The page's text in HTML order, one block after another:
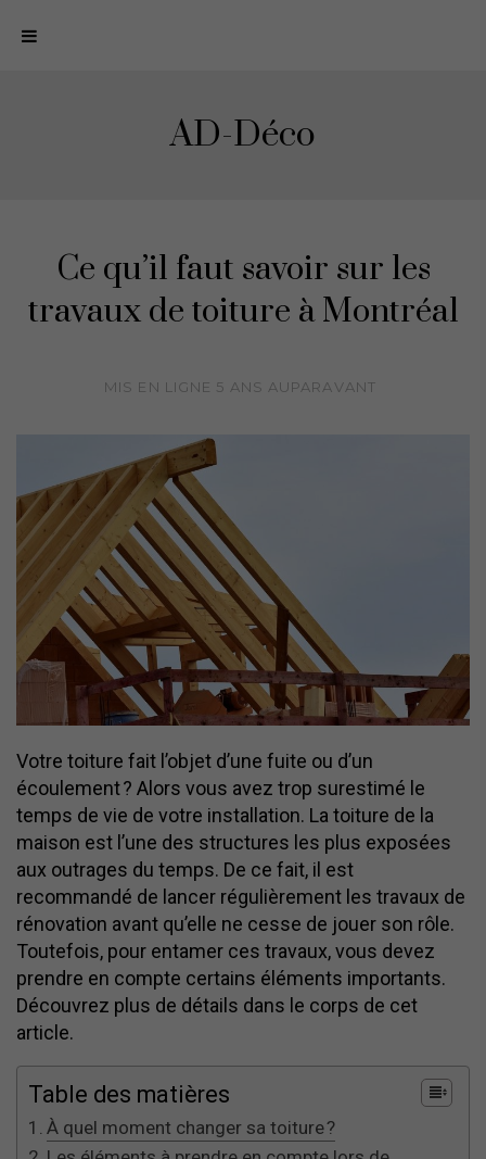
N
AD-Déco
Ce qu’il faut savoir sur les
travaux de toiture à Montréal
MIS EN LIGNE 5 ANS AUPARAVANT
Votre toiture fait l’objet d’une fuite ou d’un
écoulement ? Alors vous avez trop surestimé le
temps de vie de votre installation. La toiture de la
maison est l’une des structures les plus exposées
aux outrages du temps. De ce fait, il est
recommandé de lancer régulièrement les travaux de
rénovation avant qu’elle ne cesse de jouer son rôle.
Toutefois, pour entamer ces travaux, vous devez
prendre en compte certains éléments importants.
Découvrez plus de détails dans le corps de cet
article.
Table des matières
À quel moment changer sa toiture ?